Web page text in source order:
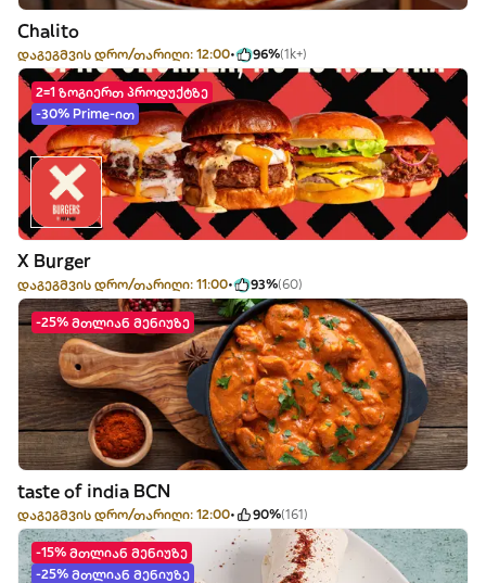
Chalito
დაგეგმვის დრო/თარიღი: 12:00 96%(1k+)
2=1 ზოგიერთ პროდუქტზე
-30% Prime-ით
X Burger
დაგეგმვის დრო/თარიღი: 11:00 93%(60)
-25% მთლიან მენიუზე
taste of india BCN
დაგეგმვის დრო/თარიღი: 12:00 90%(161)
-15% მთლიან მენიუზე
-25% მთლიან მენიუზე